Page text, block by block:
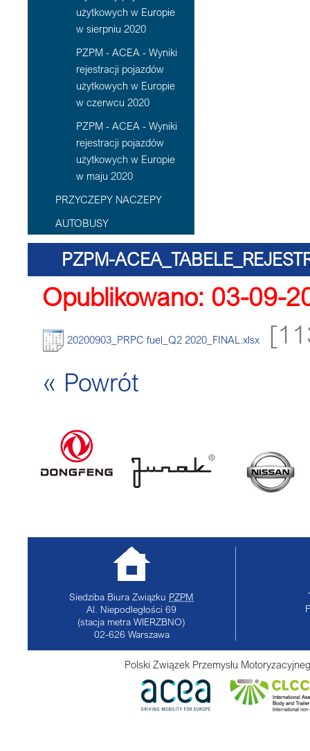
użytkowych w Europie
w sierpniu 2020
PZPM - ACEA - Wyniki
rejestracji pojazdów
użytkowych w Europie
w czerwcu 2020
PZPM - ACEA - Wyniki
rejestracji pojazdów
użytkowych w Europie
w maju 2020
PRZYCZEPY NACZEPY
AUTOBUSY
PZPM-
WG.
Opublikowano: 03-09-
20200903_PRPC fuel_Q2 2020_FINAL.xlsx
« Powrót
Siedziba Biura Związku PZPM
Al. Niepodległości 69
(stacja metra WIERZBNO)
02-626 Warszawa
Polski Związek Przemysłu